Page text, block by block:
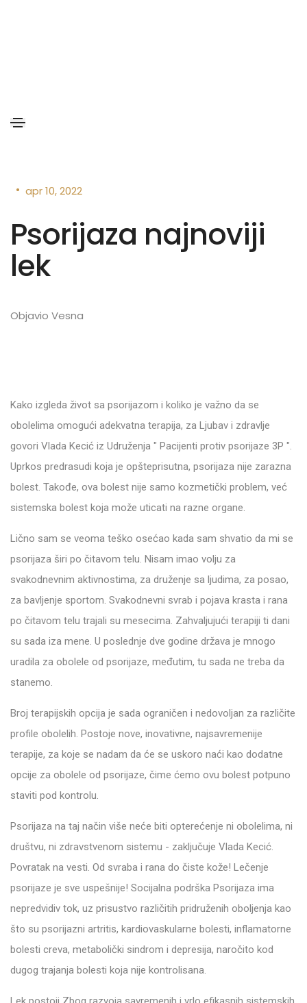
• apr 10, 2022
Psorijaza najnoviji
lek
Objavio Vesna
Kako izgleda život sa psorijazom i koliko je važno da se
obolelima omogući adekvatna terapija, za Ljubav i zdravlje
govori Vlada Kecić iz Udruženja " Pacijenti protiv psorijaze 3P ".
Uprkos predrasudi koja je opšteprisutna, psorijaza nije zarazna
bolest. Takođe, ova bolest nije samo kozmetički problem, već
sistemska bolest koja može uticati na razne organe.
Lično sam se veoma teško osećao kada sam shvatio da mi se
psorijaza širi po čitavom telu. Nisam imao volju za
svakodnevnim aktivnostima, za druženje sa ljudima, za posao,
za bavljenje sportom. Svakodnevni svrab i pojava krasta i rana
po čitavom telu trajali su mesecima. Zahvaljujući terapiji ti dani
su sada iza mene. U poslednje dve godine država je mnogo
uradila za obolele od psorijaze, međutim, tu sada ne treba da
stanemo.
Broj terapijskih opcija je sada ograničen i nedovoljan za različite
profile obolelih. Postoje nove, inovativne, najsavremenije
terapije, za koje se nadam da će se uskoro naći kao dodatne
opcije za obolele od psorijaze, čime ćemo ovu bolest potpuno
staviti pod kontrolu.
Psorijaza na taj način više neće biti opterećenje ni obolelima, ni
društvu, ni zdravstvenom sistemu - zaključuje Vlada Kecić.
Povratak na vesti. Od svraba i rana do čiste kože! Lečenje
psorijaze je sve uspešnije! Socijalna podrška Psorijaza ima
nepredvidiv tok, uz prisustvo različitih pridruženih oboljenja kao
što su psorijazni artritis, kardiovaskularne bolesti, inflamatorne
bolesti creva, metabolički sindrom i depresija, naročito kod
dugog trajanja bolesti koja nije kontrolisana.